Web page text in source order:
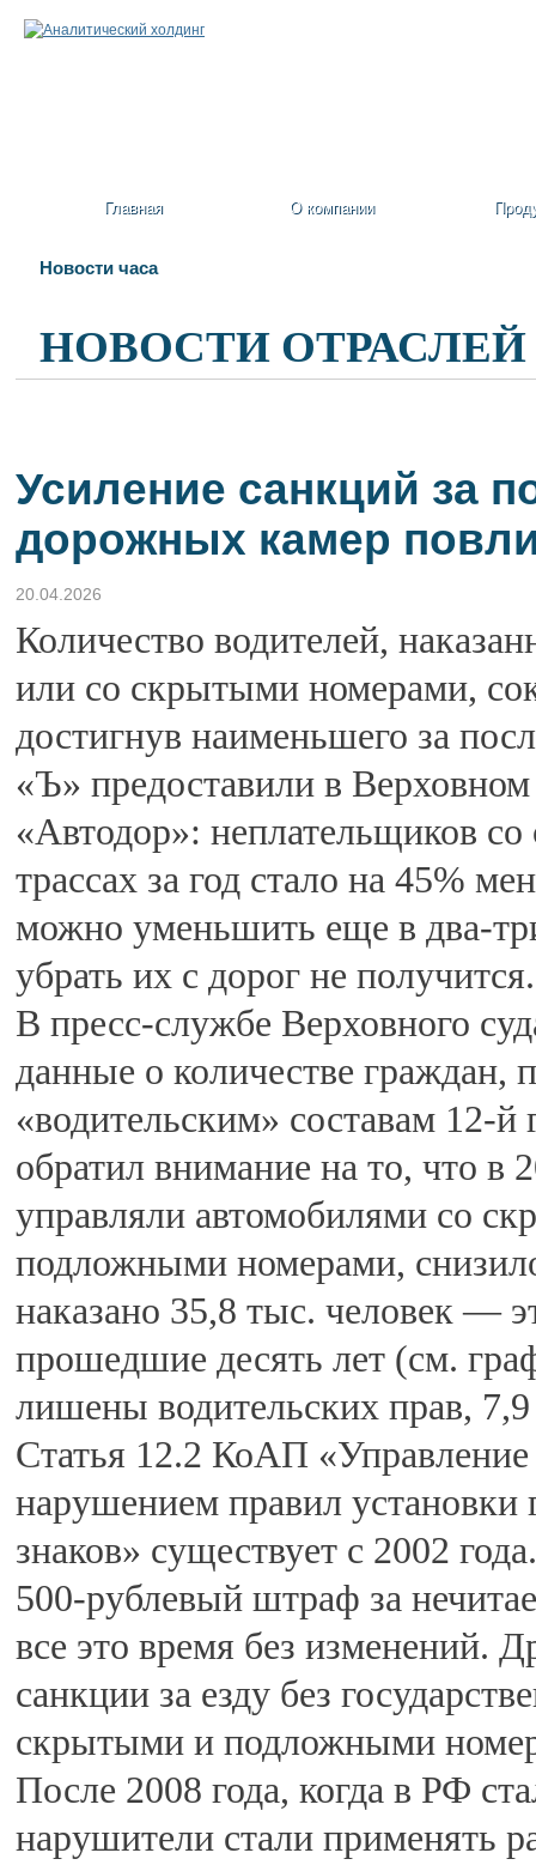
Главная О компании
Новости часа
НОВОСТИ ОТРАСЛЕЙ
Усиление санкций за
дорожных камер
20.04.2026
Количество водителей,
или со скрытыми номерами,
достигнув наименьшего за
«Ъ» предоставили в
«Автодор»: неплательщиков
трассах за год стало на 45%
можно уменьшить еще в два-
убрать их с дорог не получится.
В пресс-службе Верховного
данные о количестве граждан,
«водительским» составам 12-
обратил внимание на то, что в
управляли автомобилями со
подложными номерами,
наказано 35,8 тыс. человек —
прошедшие десять лет (см.
лишены водительских прав,
Статья 12.2 КоАП
нарушением правил установки
знаков» существует с 2002
500-рублевый штраф за
все это время без изменений.
санкции за езду без
скрытыми и подложными
После 2008 года, когда в РФ
нарушители стали применять